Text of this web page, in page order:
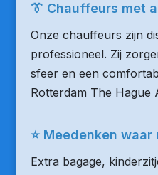
👔 Chauffeurs met
Onze chauffeurs zijn
professioneel. Zij
sfeer en een
Rotterdam The Hague
⭐ Meedenken waar
Extra bagage,